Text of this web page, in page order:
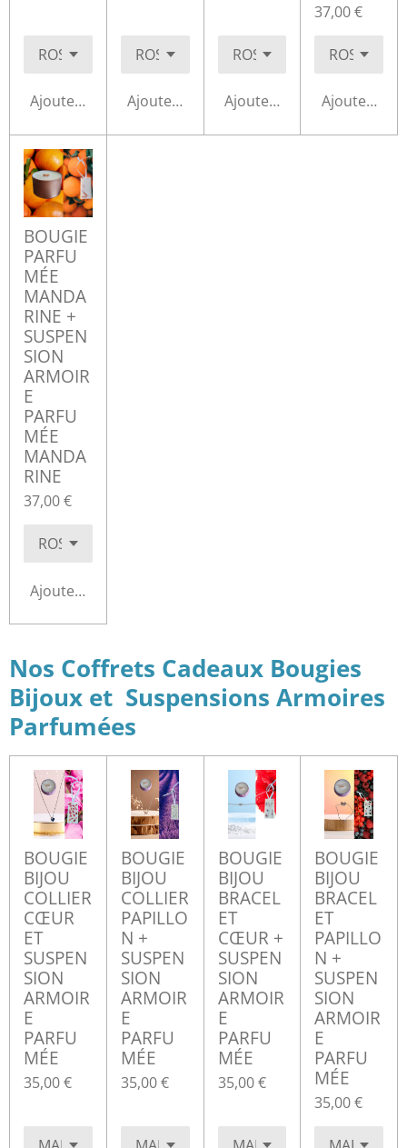
Ajouter au panierAjouter au panierAjouter au panier
37,00 €
Ajouter au
BOUGIE
PARFU
MÉE
MANDA
RINE +
SUSPEN
SION
ARMOIR
E
PARFU
MÉE
MANDA
RINE
37,00 €
Ajouter au panier
Nos Coffrets Cadeaux Bougies
Bijoux et Suspensions Armoires
Parfumées
BOUGIE
BIJOU
COLLIER
CŒUR
ET
SUSPEN
SION
ARMOIR
E
PARFU
MÉE
35,00 €
BOUGIE
BIJOU
COLLIER
PAPILLO
N +
SUSPEN
SION
ARMOIR
E
PARFU
MÉE
35,00 €
BOUGIE
BIJOU
BRACEL
ET
CŒUR +
SUSPEN
SION
ARMOIR
E
PARFU
MÉE
35,00 €
BOUGIE
BIJOU
BRACEL
ET
PAPILLO
N +
SUSPEN
SION
ARMOIR
E
PARFU
MÉE
35,00 €